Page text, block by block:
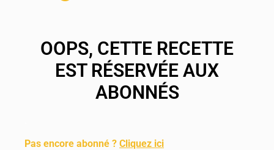
OOPS, CETTE RECETTE
EST RÉSERVÉE AUX
ABONNÉS
Pas encore abonné ? Cliquez ici